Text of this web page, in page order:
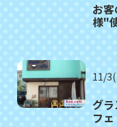
お
様"
11/
グ
フ